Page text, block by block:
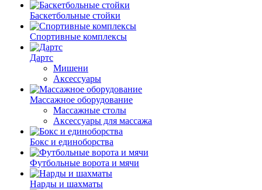
Баскетбольные стойки
Спортивные комплексы
Дартс
Мишени
Аксессуары
Массажное оборудование
Массажные столы
Аксессуары для массажа
Бокс и единоборства
Футбольные ворота и мячи
Нарды и шахматы